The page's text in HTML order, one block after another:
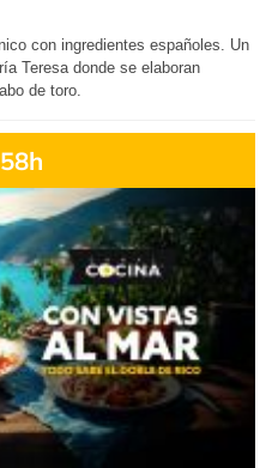
con ingredientes españoles. Un
Teresa donde se elaboran
de toro.